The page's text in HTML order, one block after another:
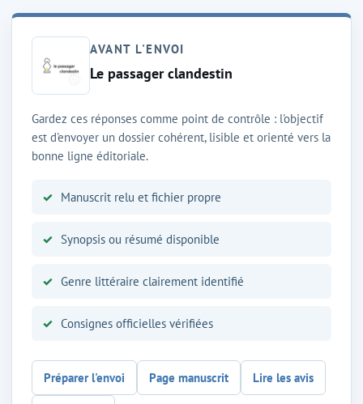
AVANT L'ENVOI
Le passager clandestin
Gardez ces réponses comme point de contrôle : l'objectif
est d'envoyer un dossier cohérent, lisible et orienté vers la
bonne ligne éditoriale.
Manuscrit relu et fichier propre
Synopsis ou résumé disponible
Genre littéraire clairement identifié
Consignes officielles vérifiées
Préparer l'envoi Page manuscrit Lire les avis